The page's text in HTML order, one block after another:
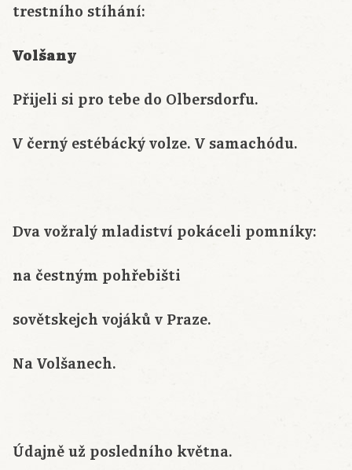
trestního stíhání:
Volšany
Přijeli si pro tebe do Olbersdorfu.
V černý estébácký volze. V samachódu.
Dva vožralý mladiství pokáceli pomníky:
na čestným pohřebišti
sovětskejch vojáků v Praze.
Na Volšanech.
Údajně už posledního května.